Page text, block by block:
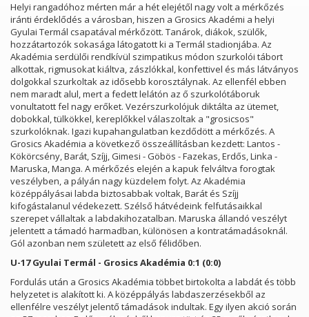
Helyi rangadóhoz mérten már a hét elejétől nagy volt a mérkőzés
iránti érdeklődés a városban, hiszen a Grosics Akadémi a helyi
Gyulai Termál csapatával mérkőzött. Tanárok, diákok, szülők,
hozzátartozók sokasága látogatott ki a Termál stadionjába. Az
Akadémia serdülői rendkívül szimpatikus módon szurkolói tábort
alkottak, rigmusokat kiáltva, zászlókkal, konfettivel és más látványos
dolgokkal szurkoltak az idősebb korosztálynak. Az ellenfél ebben
nem maradt alul, mert a fedett lelátón az ő szurkolótáboruk
vonultatott fel nagy erőket. Vezérszurkolójuk diktálta az ütemet,
dobokkal, tülkökkel, kereplőkkel válaszoltak a "grosicsos"
szurkolóknak. Igazi kupahangulatban kezdődött a mérkőzés. A
Grosics Akadémia a következő összeállításban kezdett: Lantos -
Kökörcsény, Barát, Szíjj, Gimesi - Göbös - Fazekas, Erdős, Linka -
Maruska, Manga. A mérkőzés elején a kapuk felváltva forogtak
veszélyben, a pályán nagy küzdelem folyt. Az Akadémia
középpályásai labda biztosabbak voltak, Barát és Szíjj
kifogástalanul védekezett. Szélső hátvédeink felfutásaikkal
szerepet vállaltak a labdakihozatalban. Maruska állandó veszélyt
jelentett a támadó harmadban, különösen a kontratámadásoknál.
Gól azonban nem született az első félidőben.
U-17 Gyulai Termál - Grosics Akadémia 0:1 (0:0)
Fordulás után a Grosics Akadémia többet birtokolta a labdát és több
helyzetet is alakított ki. A középpályás labdaszerzésekből az
ellenfélre veszélyt jelentő támadások indultak. Egy ilyen akció során